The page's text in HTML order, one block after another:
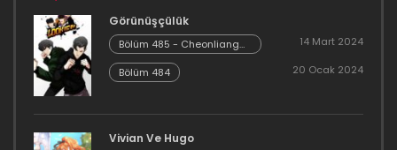
1 Mayıs 2024
Bölüm 249
1 Mayıs 2024
Bölüm 248
Görünüşçülük
Bölüm 485 - Cheonliang
[04]
14 Mart 2024
Bölüm 484 20 Ocak 2024
Vivian Ve Hugo